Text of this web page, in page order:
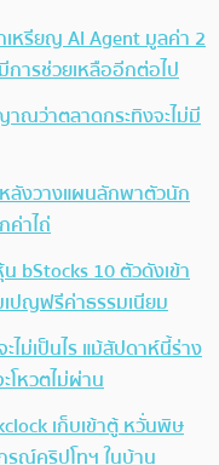
หรียญ AI Agent มูลค่า 2
ารช่วยเหลืออีกต่อไป
ณว่าตลาดกระทิงจะไม่มี
ลังวางแผนลักพาตัวนัก
ค่าไถ่
bStocks 10 ตัวดังเข้า
ปญฟรีค่าธรรมเนียม
ไม่เป็นไร แม้สัปดาห์นี้ร่าง
โหวตไม่ผ่าน
เก็บเข้าตู้ หวั่นพิษ
รณ์คริปโทฯ ในบ้าน